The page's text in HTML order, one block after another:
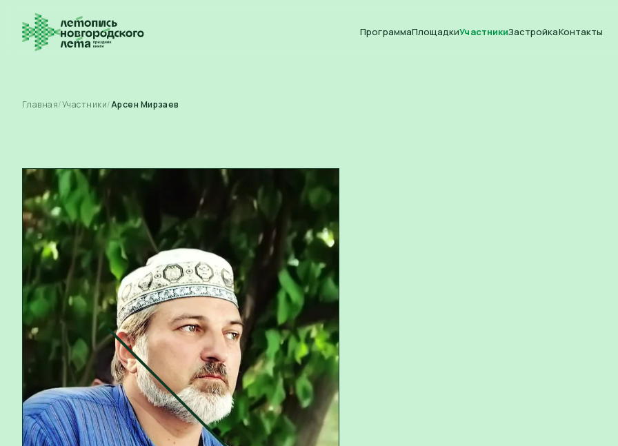
ПрограммаПлощадкиУчастникиЗастройкаКонтакты
Главная/Участники/Арсен Мирзаев